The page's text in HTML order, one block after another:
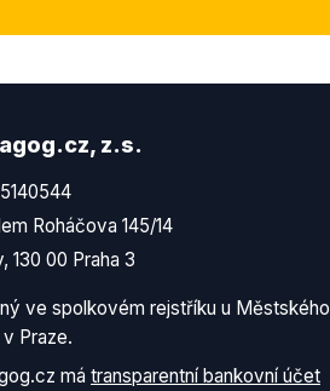
z.s.
Roháčova 145/14
130 00 Praha 3
ve spolkovém rejstříku u Městského
Praze.
má transparentní bankovní účet